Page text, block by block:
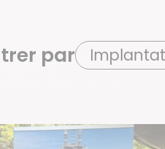
par